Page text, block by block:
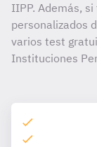
IIPP. Además,
personalizados
varios test
Instituciones